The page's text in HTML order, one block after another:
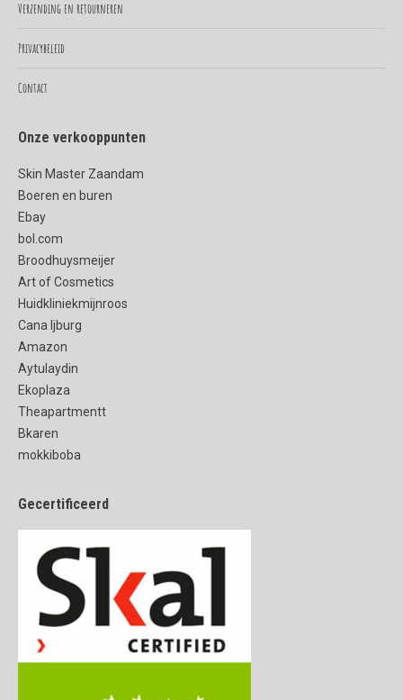
windowwindow
Verzending en retourneren
Privacybeleid
Contact
Onze verkooppunten
Skin Master Zaandam
Boeren en buren
Ebay
bol.com
Broodhuysmeijer
Art of Cosmetics
Huidkliniekmijnroos
Cana Ijburg
Amazon
Aytulaydin
Ekoplaza
Theapartmentt
Bkaren
mokkiboba
Gecertificeerd